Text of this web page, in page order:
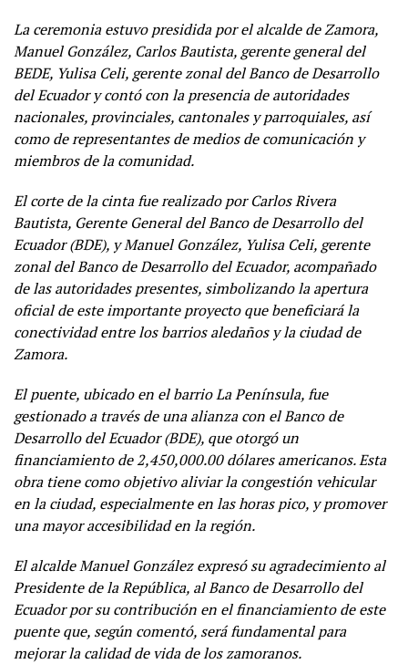
La ceremonia estuvo presidida por el alcalde de Zamora,
Manuel González, Carlos Bautista, gerente general del
BEDE, Yulisa Celi, gerente zonal del Banco de Desarrollo
del Ecuador y contó con la presencia de autoridades
nacionales, provinciales, cantonales y parroquiales, así
como de representantes de medios de comunicación y
miembros de la comunidad.
El corte de la cinta fue realizado por Carlos Rivera
Bautista, Gerente General del Banco de Desarrollo del
Ecuador (BDE), y Manuel González, Yulisa Celi, gerente
zonal del Banco de Desarrollo del Ecuador, acompañado
de las autoridades presentes, simbolizando la apertura
oficial de este importante proyecto que beneficiará la
conectividad entre los barrios aledaños y la ciudad de
Zamora.
El puente, ubicado en el barrio La Península, fue
gestionadoa través de una alianza con el Banco de
Desarrollo del Ecuador (BDE), que otorgó un
financiamiento de 2,450,000.00 dólares americanos. Esta
obra tiene como objetivo aliviar la congestión vehicular
en la ciudad, especialmente en las horas pico, y promover
una mayor accesibilidad en la región.
El alcalde Manuel González expresó su agradecimiento al
Presidente de la República, al Banco de Desarrollo del
Ecuador por su contribución en el financiamiento de este
puente que, según comentó, será fundamental para
mejorar la calidad de vida de los zamoranos.